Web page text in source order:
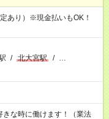
あり）※現金払いもOK！
/ 北大宮駅 / …
きな時に働けます！（業法